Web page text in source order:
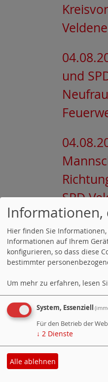
und
SPD
Vortrag
Vortrag
über
Informationen,
Hier finden Sie
Informationen auf Ihrem
konfigurieren, so dass diese
bestimmter
Um mehr zu erfahren, lesen
System, Essenziell
Für den Betrieb der
↓ 2 Dienste
Alle ablehnen